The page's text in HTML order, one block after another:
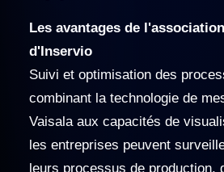
Les avantages de
d'Inservio
Suivi et optimisation des
combinant la technologie de
Vaisala aux capacités de
les entreprises peuvent
leurs processus de production,